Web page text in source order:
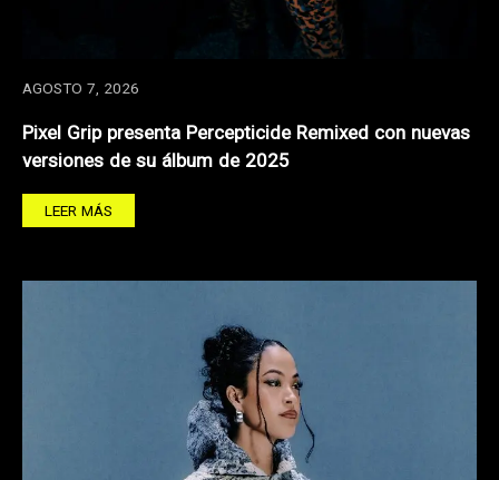
AGOSTO 7, 2026
Pixel Grip presenta Percepticide Remixed con nuevas
versiones de su álbum de 2025
LEER MÁS